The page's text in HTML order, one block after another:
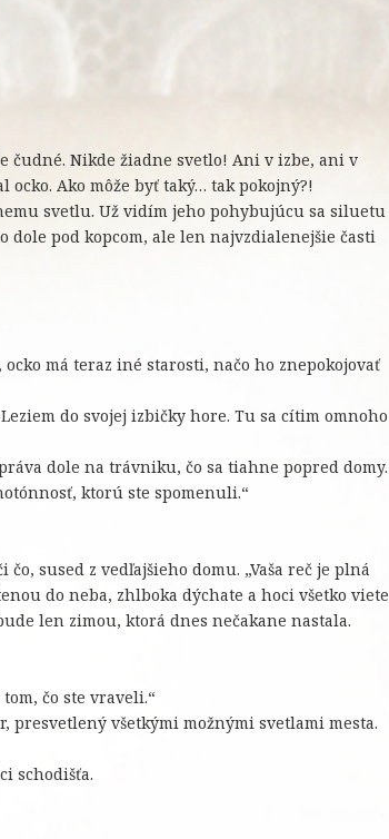
čudné. Nikde žiadne svetlo! Ani v izbe, ani v
ocko. Ako môže byť taký… tak pokojný?!
svetlu. Už vidím jeho pohybujúcu sa siluetu
dole pod kopcom, ale len najvzdialenejšie časti
má teraz iné starosti, načo ho znepokojovať
do svojej izbičky hore. Tu sa cítim omnoho
dole na trávniku, čo sa tiahne popred domy.
ktorú ste spomenuli.“
sused z vedľajšieho domu. „Vaša reč je plná
do neba, zhlboka dýchate a hoci všetko viete
len zimou, ktorá dnes nečakane nastala.
čo ste vraveli.“
presvetlený všetkými možnými svetlami mesta.
schodišťa.